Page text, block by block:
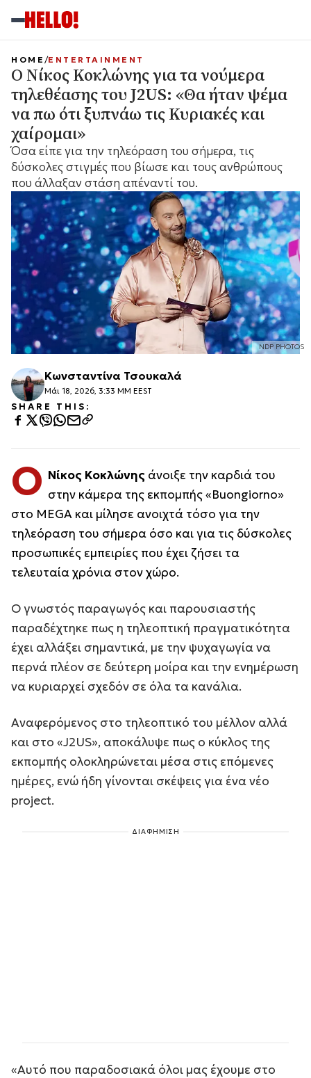
NDP PHOTOS
HOME ENTERTAINMENT
Ο Νίκος Κοκλώνης για τα νούμερα
τηλεθέασης του J2US: «Θα ήταν ψέμα
να πω ότι ξυπνάω τις Κυριακές και
χαίρομαι»
Όσα είπε για την τηλεόραση του σήμερα, τις
δύσκολες στιγμές που βίωσε και τους ανθρώπους
που άλλαξαν στάση απέναντί του.
Κωνσταντίνα Τσουκαλά
Μάι 18, 2026, 3:33 ΜΜ EEST
SHARE THIS:
Ο Νίκος Κοκλώνης άνοιξε την καρδιά του
στην κάμερα της εκπομπής «Buongiorno»
στο MEGA και μίλησε ανοιχτά τόσο για την
τηλεόραση του σήμερα όσο και για τις δύσκολες
προσωπικές εμπειρίες που έχει ζήσει τα
τελευταία χρόνια στον χώρο.
Ο γνωστός παραγωγός και παρουσιαστής
παραδέχτηκε πως η τηλεοπτική πραγματικότητα
έχει αλλάξει σημαντικά, με την ψυχαγωγία να
περνά πλέον σε δεύτερη μοίρα και την ενημέρωση
να κυριαρχεί σχεδόν σε όλα τα κανάλια.
Αναφερόμενος στο τηλεοπτικό του μέλλον αλλά
και στο «J2US», αποκάλυψε πως ο κύκλος της
εκπομπής ολοκληρώνεται μέσα στις επόμενες
ημέρες, ενώ ήδη γίνονται σκέψεις για ένα νέο
project.
ΔΙΑΦΗΜΙΣΗ
«Αυτό που παραδοσιακά όλοι μας έχουμε στο